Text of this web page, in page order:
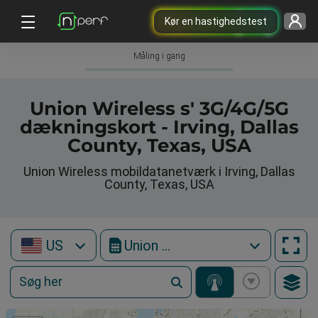
Kør en hastighedstest
Måling i gang
Union Wireless s' 3G/4G/5G
dækningskort - Irving, Dallas
County, Texas, USA
Union Wireless mobildatanetværk i Irving, Dallas
County, Texas, USA
US Union Wireless